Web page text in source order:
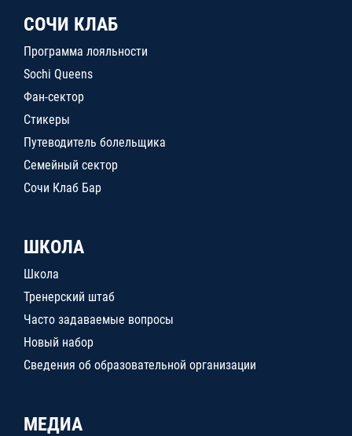
СОЧИ КЛАБ
Программа лояльности
Sochi Queens
Фан-сектор
Стикеры
Путеводитель болельщика
Семейный сектор
Сочи Клаб Бар
ШКОЛА
Школа
Тренерский штаб
Часто задаваемые вопросы
Новый набор
Сведения об образовательной организации
МЕДИА